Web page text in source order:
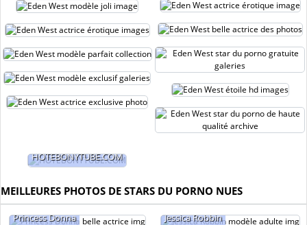
HOTEBONYTUBE.COM
MEILLEURES PHOTOS DE STARS DU PORNO NUES
Princess Donna Jessica Robbin